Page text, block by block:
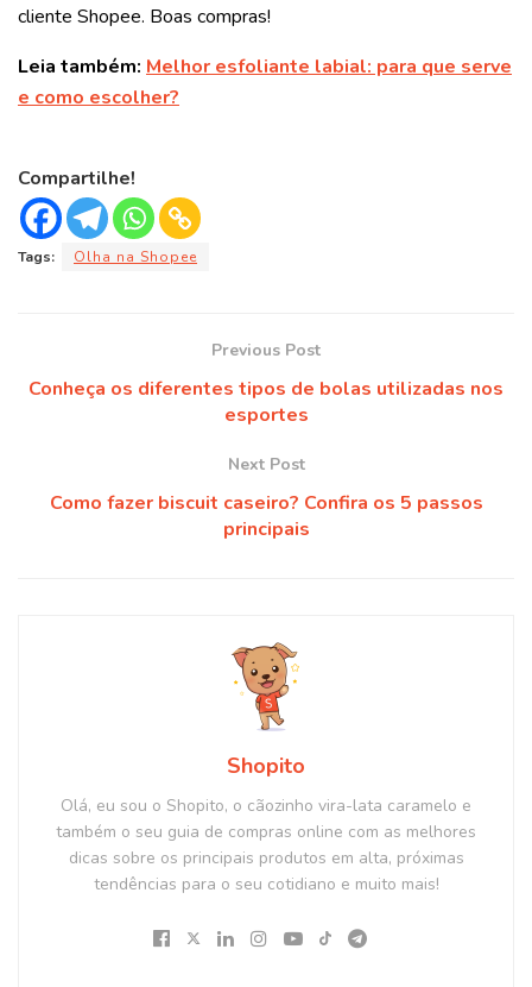
cliente Shopee. Boas compras!
Leia também: Melhor esfoliante labial: para que serve
e como escolher?
Compartilhe!
Tags: Olha na Shopee
Previous Post
Conheça os diferentes tipos de bolas utilizadas nos
esportes
Next Post
Como fazer biscuit caseiro? Confira os 5 passos
principais
Shopito
Olá, eu sou o Shopito, o cãozinho vira-lata caramelo e
também o seu guia de compras online com as melhores
dicas sobre os principais produtos em alta, próximas
tendências para o seu cotidiano e muito mais!